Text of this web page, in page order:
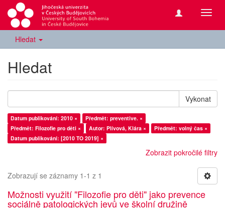
Hledat
Hledat
Vykonat
Datum publikování: 2010 ×
Předmět: preventive. ×
Předmět: Filozofie pro děti ×
Autor: Plívová, Klára ×
Předmět: volný čas ×
Datum publikování: [2010 TO 2019] ×
Zobrazit pokročilé filtry
Zobrazují se záznamy 1-1 z 1
Možnosti využití "Filozofie pro děti" jako prevence
sociálně patologických jevů ve školní družině